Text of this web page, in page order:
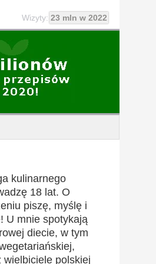
Wizyty: 23 mln w 2022
kulinarnego
18 lat. O
piszę, myślę i
U mnie spotykają
diecie, w tym
wielbiciele polskiej